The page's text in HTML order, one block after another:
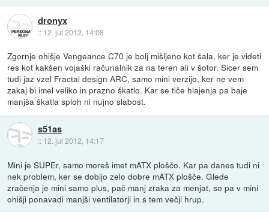
dronyx
:: 12. jul 2012, 14:08
Zgornje ohišje Vengeance C70 je bolj mišljeno kot šala, ker je videti
res kot kakšen vojaški računalnik za na teren ali v šotor. Sicer sem
tudi jaz vzel Fractal design ARC, samo mini verzijo, ker ne vem
zakaj bi imel veliko in prazno škatlo. Kar se tiče hlajenja pa baje
manjša škatla sploh ni nujno slabost.
s51as
:: 12. jul 2012, 14:17
Mini je SUPEr, samo moreš imet mATX ploščo. Kar pa danes tudi ni
nek problem, ker se dobijo zelo dobre mATX plošče. Glede
zračenja je mini samo plus, pač manj zraka za menjat, so pa v mini
ohišji ponavadi manjši ventilatorji in s tem večji hrup.